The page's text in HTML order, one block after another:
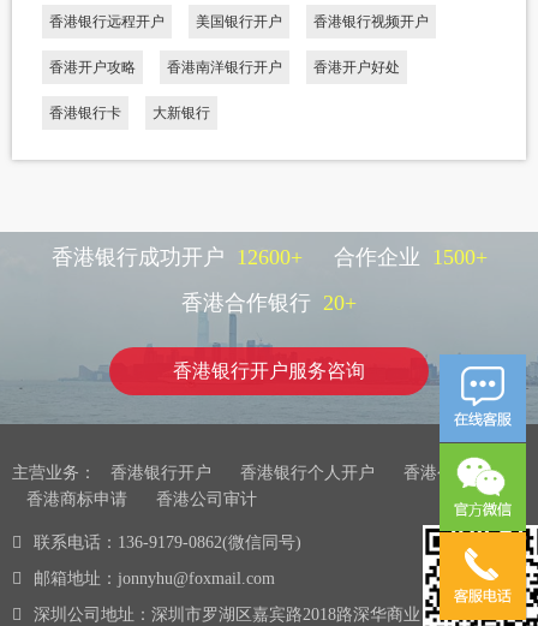
香港银行远程开户 美国银行开户 香港银行视频开户
香港开户攻略 香港南洋银行开户 香港开户好处
香港银行卡 大新银行
香港银行成功开户 12600+ 合作企业 1500+
香港合作银行 20+
香港银行开户服务咨询
主营业务： 香港银行开户 香港银行个人开户
香港公司注册
香港商标申请
香港公司审计
联系电话：136-9179-0862(微信同号)
邮箱地址：jonnyhu@foxmail.com
深圳公司地址：深圳市罗湖区嘉宾路2018路深华商业